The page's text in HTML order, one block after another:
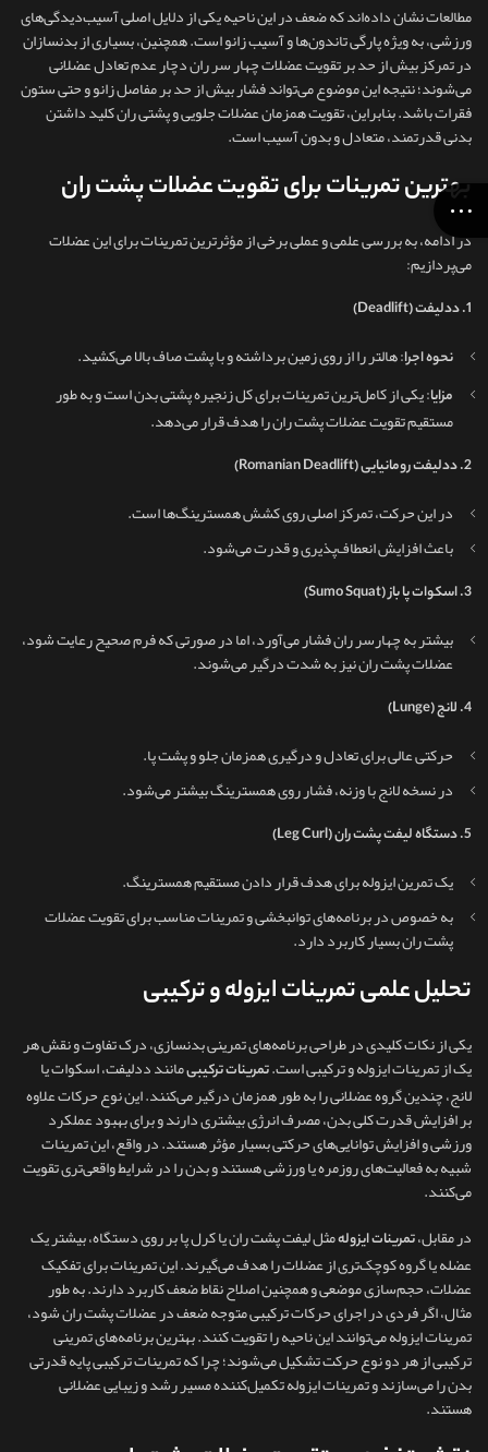
مطالعات نشان داده‌اند که ضعف در این ناحیه یکی از دلایل اصلی آسیب‌دیدگی‌های
ورزشی، به‌ ویژه پارگی تاندون‌ها و آسیب زانو است. همچنین، بسیاری از بدنسازان
در تمرکز بیش از حد بر تقویت عضلات چهار سر ران دچار عدم تعادل عضلانی
می‌شوند؛ نتیجه این موضوع می‌تواند فشار بیش از حد بر مفاصل زانو و حتی ستون
فقرات باشد. بنابراین، تقویت همزمان عضلات جلویی و پشتی ران کلید داشتن
بدنی قدرتمند، متعادل و بدون آسیب است.
بهترین تمرینات برای تقویت عضلات پشت ران
در ادامه، به بررسی علمی و عملی برخی از مؤثرترین تمرینات برای این عضلات
می‌پردازیم:
1. ددلیفت (Deadlift)
نحوه اجرا: هالتر را از روی زمین برداشته و با پشت صاف بالا می‌کشید.
مزایا: یکی از کامل‌ترین تمرینات برای کل زنجیره پشتی بدن است و به‌ طور
مستقیم تقویت عضلات پشت ران را هدف قرار می‌دهد.
2. ددلیفت رومانیایی (Romanian Deadlift)
در این حرکت، تمرکز اصلی روی کشش همسترینگ‌ها است.
باعث افزایش انعطاف‌پذیری و قدرت می‌شود.
3. اسکوات پا باز (Sumo Squat)
بیشتر به چهارسر ران فشار می‌آورد، اما در صورتی که فرم صحیح رعایت شود،
عضلات پشت ران نیز به‌ شدت درگیر می‌شوند.
4. لانج (Lunge)
حرکتی عالی برای تعادل و درگیری همزمان جلو و پشت پا.
در نسخه لانج با وزنه، فشار روی همسترینگ بیشتر می‌شود.
5. دستگاه لیفت پشت ران (Leg Curl)
یک تمرین ایزوله برای هدف قرار دادن مستقیم همسترینگ.
به‌ خصوص در برنامه‌های توانبخشی و تمرینات مناسب برای تقویت عضلات
پشت ران بسیار کاربرد دارد.
تحلیل علمی تمرینات ایزوله و ترکیبی
یکی از نکات کلیدی در طراحی برنامه‌های تمرینی بدنسازی، درک تفاوت و نقش هر
یک از تمرینات ایزوله و ترکیبی است.تمرینات ترکیبیمانند ددلیفت، اسکوات یا
لانج، چندین گروه عضلانی را به‌ طور همزمان درگیر می‌کنند. این نوع حرکات علاوه
بر افزایش قدرت کلی بدن، مصرف انرژی بیشتری دارند و برای بهبود عملکرد
ورزشی و افزایش توانایی‌های حرکتی بسیار مؤثر هستند. در واقع، این تمرینات
شبیه به فعالیت‌های روزمره یا ورزشی هستند و بدن را در شرایط واقعی‌تری تقویت
می‌کنند.
در مقابل،تمرینات ایزولهمثل لیفت پشت ران یا کرل پا بر روی دستگاه، بیشتر یک
عضله یا گروه کوچک‌تری از عضلات را هدف می‌گیرند. این تمرینات برای تفکیک
عضلات، حجم‌سازی موضعی و همچنین اصلاح نقاط ضعف کاربرد دارند. به‌ طور
مثال، اگر فردی در اجرای حرکات ترکیبی متوجه ضعف در عضلات پشت ران شود،
تمرینات ایزوله می‌توانند این ناحیه را تقویت کنند. بهترین برنامه‌های تمرینی
ترکیبی از هر دو نوع حرکت تشکیل می‌شوند؛ چرا که تمرینات ترکیبی پایه قدرتی
بدن را می‌سازند و تمرینات ایزوله تکمیل‌کننده مسیر رشد و زیبایی عضلانی
هستند.